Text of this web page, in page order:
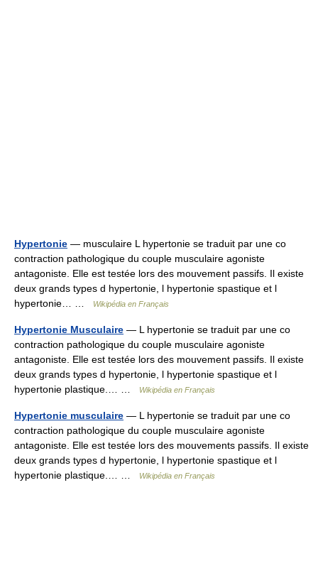
Hypertonie — musculaire L hypertonie se traduit par une co
contraction pathologique du couple musculaire agoniste
antagoniste. Elle est testée lors des mouvement passifs. Il existe
deux grands types d hypertonie, l hypertonie spastique et l
hypertonie… …
Wikipédia en Français
Hypertonie Musculaire — L hypertonie se traduit par une co
contraction pathologique du couple musculaire agoniste
antagoniste. Elle est testée lors des mouvement passifs. Il existe
deux grands types d hypertonie, l hypertonie spastique et l
hypertonie plastique.… …
Wikipédia en Français
Hypertonie musculaire — L hypertonie se traduit par une co
contraction pathologique du couple musculaire agoniste
antagoniste. Elle est testée lors des mouvements passifs. Il existe
deux grands types d hypertonie, l hypertonie spastique et l
hypertonie plastique.… …
Wikipédia en Français